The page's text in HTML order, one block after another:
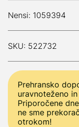
Nensi: 1059394
SKU: 522732
Prehransko
uravnoteženo
Priporočene
ne sme
otrokom!